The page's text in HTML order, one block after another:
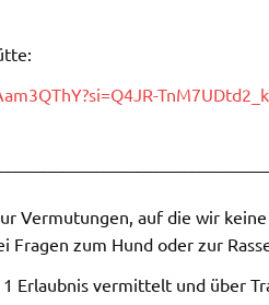
TnM7UDtd2_k
Vermutungen, auf die wir
zum Hund oder zur
Erlaubnis vermittelt und über